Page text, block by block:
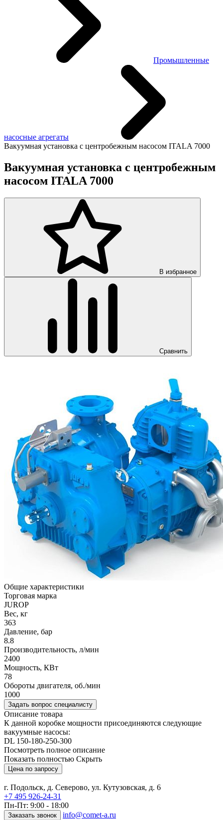
Промышленные
насосные агрегаты
Вакуумная установка с центробежным насосом ITALA 7000
Вакуумная установка с центробежным
насосом ITALA 7000
В избранное
Сравнить
Общие характеристики
Торговая марка
JUROP
Вес, кг
363
Давление, бар
8.8
Производительность, л/мин
2400
Мощность, КВт
78
Обороты двигателя, об./мин
1000
Задать вопрос специалисту
Описание товара
К данной коробке мощности присоединяются следующие
вакуумные насосы:
DL 150-180-250-300
Посмотреть полное описание
Показать полностью Скрыть
Цена по запросу
г. Подольск, д. Северово, ул. Кутузовская, д. 6
+7 495 926-24-31
Пн-Пт: 9:00 - 18:00
Заказать звонок info@comet-a.ru